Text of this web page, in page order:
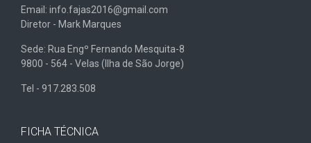
Email: info.fajas2016@gmail.com
Diretor - Mark Marques
Sede: Rua Engº Fernando Mesquita-8
9800 - 564 - Velas (Ilha de São Jorge)
Tel - 917.283.508
FICHA TÉCNICA